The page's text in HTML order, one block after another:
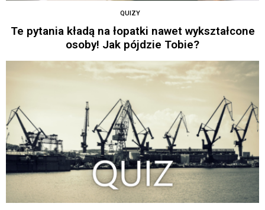
QUIZY
Te pytania kładą na łopatki nawet wykształcone
osoby! Jak pójdzie Tobie?